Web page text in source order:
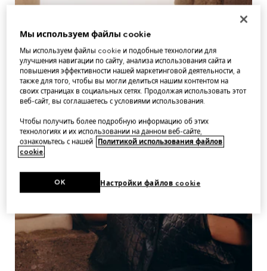
Мы используем файлы cookie
Мы используем файлы cookie и подобные технологии для
улучшения навигации по сайту, анализа использования сайта и
повышения эффективности нашей маркетинговой деятельности, а
также для того, чтобы вы могли делиться нашим контентом на
своих страницах в социальных сетях. Продолжая использовать этот
веб-сайт, вы соглашаетесь с условиями использования.
Чтобы получить более подробную информацию об этих
технологиях и их использовании на данном веб-сайте,
ознакомьтесь с нашей
Политикой использования файлов
cookie.
Настройки файлов cookie
OK